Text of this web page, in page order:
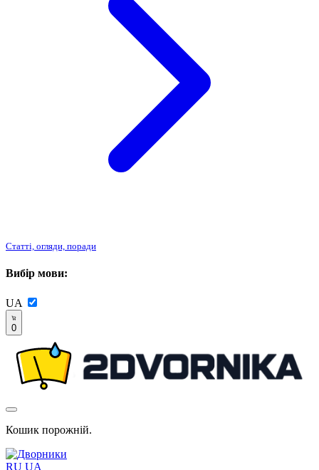
Статті, огляди, поради
Вибір мови:
UA
0
Кошик порожній.
RU UA